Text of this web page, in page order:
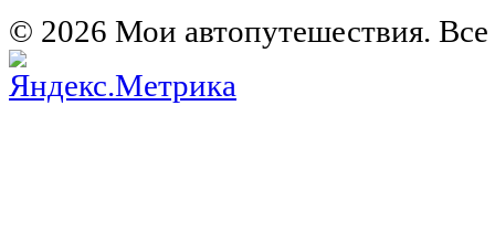
© 2026 Мои автопутешествия.